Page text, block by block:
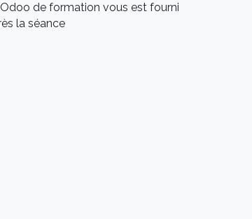
de formation vous est fourni
la séance